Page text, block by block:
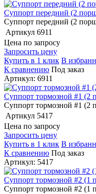
Суппорт передний (2
Суппорт передний (2
Артикул 6911
Цена по запросу
Запросить цену
Купить в 1 клик В
К сравнению Под заказ
Артикул: 6911
Суппорт тормозной #1 (2
Суппорт тормозной #1 (2
Артикул 5417
Цена по запросу
Запросить цену
Купить в 1 клик В
К сравнению Под заказ
Артикул: 5417
Суппорт тормозной #2 (1
Суппорт тормозной #2 (1